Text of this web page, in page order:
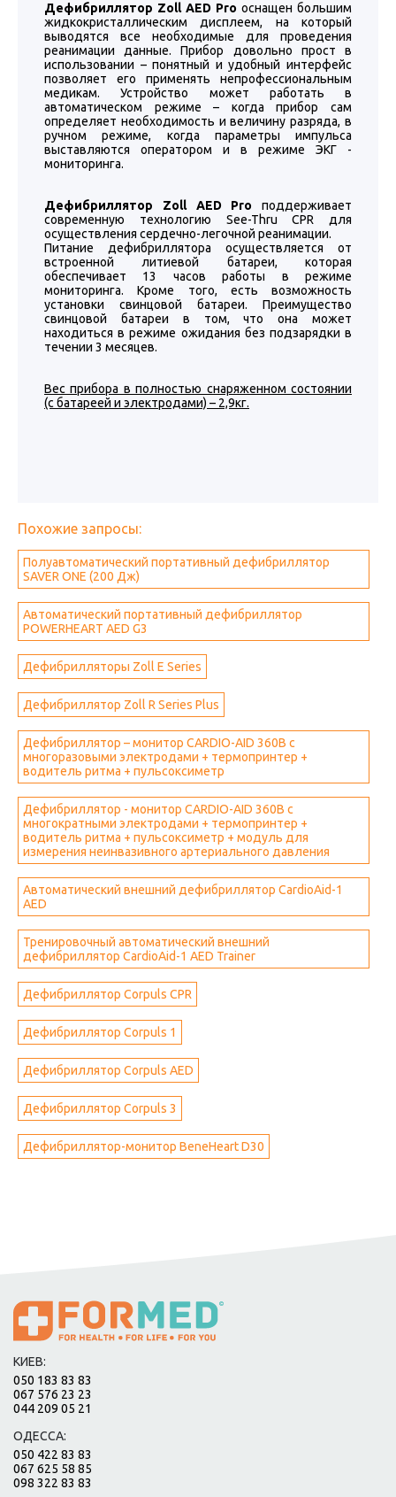
Дефибриллятор Zoll AED Pro оснащен большим
жидкокристаллическим дисплеем, на который
выводятся все необходимые для проведения
реанимации данные. Прибор довольно прост в
использовании – понятный и удобный интерфейс
позволяет его применять непрофессиональным
медикам. Устройство может работать в
автоматическом режиме – когда прибор сам
определяет необходимость и величину разряда, в
ручном режиме, когда параметры импульса
выставляются оператором и в режиме ЭКГ -
мониторинга.
Дефибриллятор Zoll AED Pro поддерживает
современную технологию See-Thru CPR для
осуществления сердечно-легочной реанимации.
Питание дефибриллятора осуществляется от
встроенной литиевой батареи, которая
обеспечивает 13 часов работы в режиме
мониторинга. Кроме того, есть возможность
установки свинцовой батареи. Преимущество
свинцовой батареи в том, что она может
находиться в режиме ожидания без подзарядки в
течении 3 месяцев.
Вес прибора в полностью снаряженном состоянии
(с батареей и электродами) – 2,9кг.
Похожие запросы:
Полуавтоматический портативный дефибриллятор
SAVER ONE (200 Дж)
Автоматический портативный дефибриллятор
POWERHEART AED G3
Дефибрилляторы Zoll E Series
Дефибриллятор Zoll R Series Plus
Дефибриллятор – монитор CARDIO-AID 360В с
многоразовыми электродами + термопринтер +
водитель ритма + пульсоксиметр
Дефибриллятор - монитор CARDIO-AID 360В с
многократными электродами + термопринтер +
водитель ритма + пульсоксиметр + модуль для
измерения неинвазивного артериального давления
Автоматический внешний дефибриллятор CardioAid-1
AED
Тренировочный автоматический внешний
дефибриллятор CardioAid-1 AED Trainer
Дефибриллятор Corpuls CPR
Дефибриллятор Corpuls 1
Дефибриллятор Corpuls AED
Дефибриллятор Corpuls 3
Дефибриллятор-монитор BeneHeart D30
КИЕВ:
050 183 83 83
067 576 23 23
044 209 05 21
ОДЕССА:
050 422 83 83
067 625 58 85
098 322 83 83